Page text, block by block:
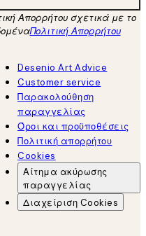
Απορρήτου σχετικά με το
Πολιτική Απορρήτου
Desenio Art Advice
Customer service
Παρακολούθηση
παραγγελίας
Όροι και προϋποθέσεις
Πολιτική απορρήτου
Cookies
Αίτημα ακύρωσης
παραγγελίας
Διαχείριση Cookies